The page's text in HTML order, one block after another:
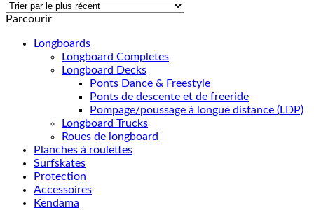
Parcourir
Longboards
Longboard Completes
Longboard Decks
Ponts Dance & Freestyle
Ponts de descente et de freeride
Pompage/poussage à longue distance (LDP)
Longboard Trucks
Roues de longboard
Planches à roulettes
Surfskates
Protection
Accessoires
Kendama